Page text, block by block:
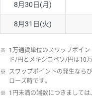
8月30日(月)
8月31日(火)
※ 1万通貨単位のスワップポイ
ド/円とメキシコペソ/円は10万
※ スワップポイントの発生なら
ローズ時です。
※ 1円未満の端数につきましては